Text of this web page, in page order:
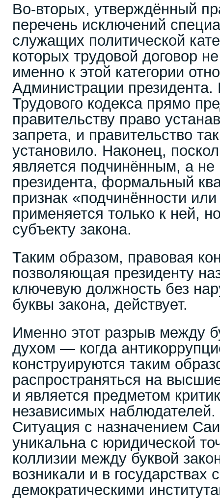
Во-вторых, утверждённый
перечень исключений
служащих политической
которых трудовой договор
именно к этой категории
Администрации президента.
Трудового кодекса прямо
правительству право
запрета, и правительство
установило. Наконец,
является подчинённым, а не
президента, формальный
признак «подчинённости
применяется только к ней,
субъекту закона.
Таким образом, правовая
позволяющая президенту
ключевую должность без
буквы закона, действует.
Именно этот разрыв между
духом — когда
конструируются таким
распространяться на
и является предметом
независимых наблюдателей.
Ситуация с назначением
уникальна с юридической
коллизии между буквой
возникали и в государствах
демократическими